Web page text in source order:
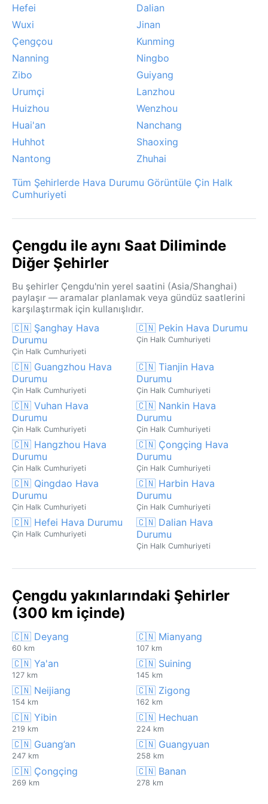
Hefei
Dalian
Wuxi
Jinan
Çengçou
Kunming
Nanning
Ningbo
Zibo
Guiyang
Urumçi
Lanzhou
Huizhou
Wenzhou
Huai'an
Nanchang
Huhhot
Shaoxing
Nantong
Zhuhai
Tüm Şehirlerde Hava Durumu Görüntüle Çin Halk
Cumhuriyeti
Çengdu ile aynı Saat Diliminde
Diğer Şehirler
Bu şehirler Çengdu'nin yerel saatini (Asia/Shanghai)
paylaşır — aramalar planlamak veya gündüz saatlerini
karşılaştırmak için kullanışlıdır.
🇨🇳 Şanghay Hava
Durumu
Çin Halk Cumhuriyeti
🇨🇳 Pekin Hava Durumu
Çin Halk Cumhuriyeti
🇨🇳 Guangzhou Hava
Durumu
Çin Halk Cumhuriyeti
🇨🇳 Tianjin Hava
Durumu
Çin Halk Cumhuriyeti
🇨🇳 Vuhan Hava
Durumu
Çin Halk Cumhuriyeti
🇨🇳 Nankin Hava
Durumu
Çin Halk Cumhuriyeti
🇨🇳 Hangzhou Hava
Durumu
Çin Halk Cumhuriyeti
🇨🇳 Çongçing Hava
Durumu
Çin Halk Cumhuriyeti
🇨🇳 Qingdao Hava
Durumu
Çin Halk Cumhuriyeti
🇨🇳 Harbin Hava
Durumu
Çin Halk Cumhuriyeti
🇨🇳 Hefei Hava Durumu
Çin Halk Cumhuriyeti
🇨🇳 Dalian Hava
Durumu
Çin Halk Cumhuriyeti
Çengdu yakınlarındaki Şehirler
(300 km içinde)
🇨🇳 Deyang
60 km
🇨🇳 Mianyang
107 km
🇨🇳 Ya'an
127 km
🇨🇳 Suining
145 km
🇨🇳 Neijiang
154 km
🇨🇳 Zigong
162 km
🇨🇳 Yibin
219 km
🇨🇳 Hechuan
224 km
🇨🇳 Guang’an
247 km
🇨🇳 Guangyuan
258 km
🇨🇳 Çongçing
269 km
🇨🇳 Banan
278 km